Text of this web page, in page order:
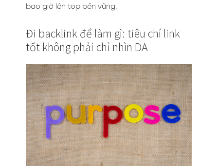
bao giờ lên top bền vững.
Đi backlink để làm gì: tiêu chí link
tốt không phải chỉ nhìn DA